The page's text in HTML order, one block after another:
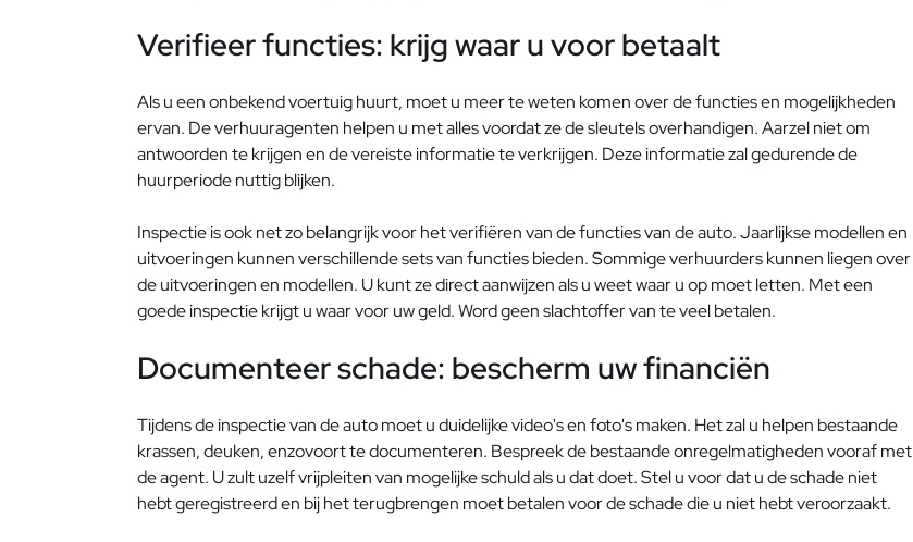
Verifieer functies: krijg waar u voor betaalt
Als u een onbekend voertuig huurt, moet u meer te weten komen over de functies en mogelijkheden
ervan. De verhuuragenten helpen u met alles voordat ze de sleutels overhandigen. Aarzel niet om
antwoorden te krijgen en de vereiste informatie te verkrijgen. Deze informatie zal gedurende de
huurperiode nuttig blijken.
Inspectie is ook net zo belangrijk voor het verifiëren van de functies van de auto. Jaarlijkse modellen en
uitvoeringen kunnen verschillende sets van functies bieden. Sommige verhuurders kunnen liegen over
de uitvoeringen en modellen. U kunt ze direct aanwijzen als u weet waar u op moet letten. Met een
goede inspectie krijgt u waar voor uw geld. Word geen slachtoffer van te veel betalen.
Documenteer schade: bescherm uw financiën
Tijdens de inspectie van de auto moet u duidelijke video's en foto's maken. Het zal u helpen bestaande
krassen, deuken, enzovoort te documenteren. Bespreek de bestaande onregelmatigheden vooraf met
de agent. U zult uzelf vrijpleiten van mogelijke schuld als u dat doet. Stel u voor dat u de schade niet
hebt geregistreerd en bij het terugbrengen moet betalen voor de schade die u niet hebt veroorzaakt.